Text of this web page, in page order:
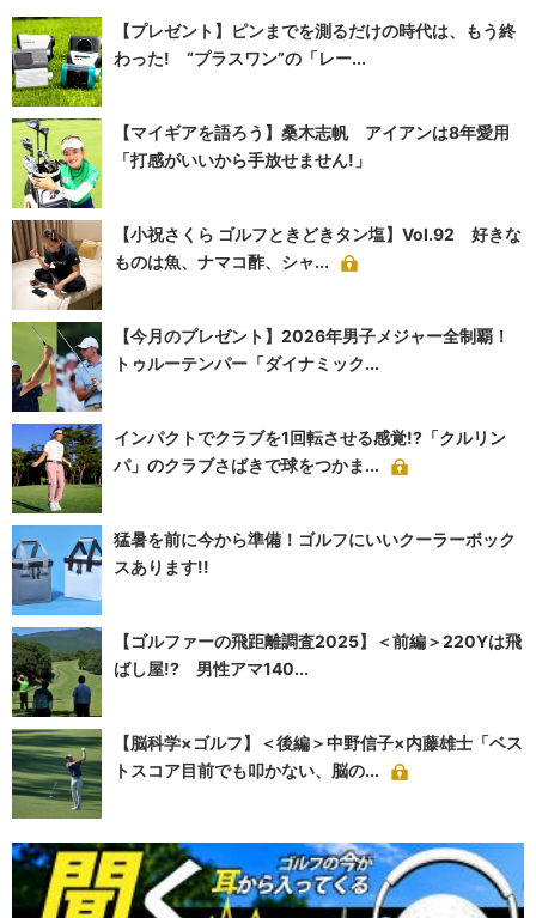
【プレゼント】ピンまでを測るだけの時代は、もう終
わった! “プラスワン”の「レー...
【マイギアを語ろう】桑木志帆 アイアンは8年愛用
「打感がいいから手放せません!」
【小祝さくら ゴルフときどきタン塩】Vol.92 好きな
ものは魚、ナマコ酢、シャ...
【今月のプレゼント】2026年男子メジャー全制覇！
トゥルーテンパー「ダイナミック...
インパクトでクラブを1回転させる感覚!?「クルリン
パ」のクラブさばきで球をつかま...
猛暑を前に今から準備！ゴルフにいいクーラーボック
スあります!!
【ゴルファーの飛距離調査2025】＜前編＞220Yは飛
ばし屋!? 男性アマ140...
【脳科学×ゴルフ】＜後編＞中野信子×内藤雄士「ベス
トスコア目前でも叩かない、脳の...